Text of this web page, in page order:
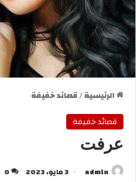
الرئيسية/قصائد خفيفة
قصائد خفيفة
عرفت
admln 3 مايو، 2023 0